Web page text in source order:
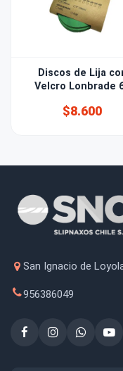
Discos de Lija
Velcro Lonbrade
$8.600
San Ignacio de
956386049